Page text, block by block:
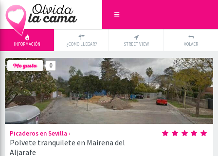
INFORMACIÓN ¿COMO LLEGAR? STREET VIEW VOLVER
0
Picaderos en Sevilla ›
Polvete tranquilete en Mairena del
Aljarafe
-